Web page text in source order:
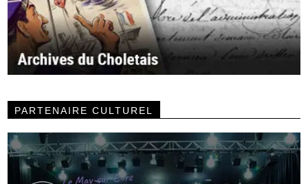
PARTENAIRE CULTUREL